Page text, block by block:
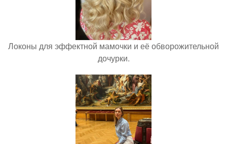
Локоны для эффектной мамочки и её обворожительной
дочурки.